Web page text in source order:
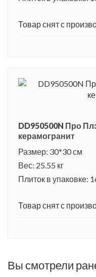
Товар снят с
DD950500N Про
керамогранит
Размер: 30*30 см
Вес: 25.55 кг
Плиток в упаковке:
Товар снят с
Вы смотрели